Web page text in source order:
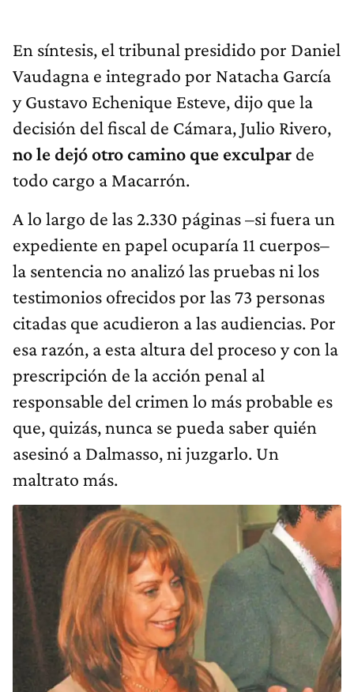
En síntesis, el tribunal presidido por Daniel
Vaudagna e integrado por Natacha García
y Gustavo Echenique Esteve, dijo que la
decisión del fiscal de Cámara, Julio Rivero,
no le dejó otro camino que exculpar de
todo cargo a Macarrón.
A lo largo de las 2.330 páginas –si fuera un
expediente en papel ocuparía 11 cuerpos–
la sentencia no analizó las pruebas ni los
testimonios ofrecidos por las 73 personas
citadas que acudieron a las audiencias. Por
esa razón, a esta altura del proceso y con la
prescripción de la acción penal al
responsable del crimen lo más probable es
que, quizás, nunca se pueda saber quién
asesinó a Dalmasso, ni juzgarlo. Un
maltrato más.